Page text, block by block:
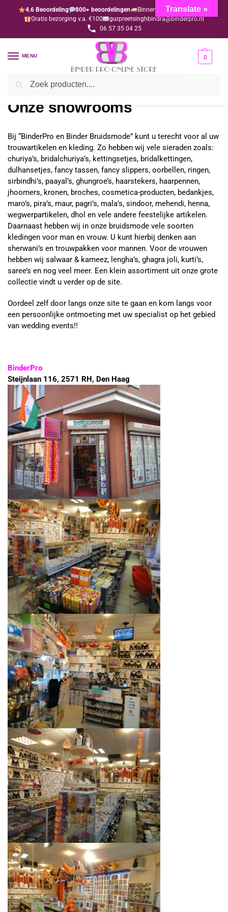
4.6 Beoordeling 800+ beoordelingen
Binnen 1-3 dagen geleverd
Gratis bezorging v.a. €100
gurpreetsinghbindra@binderpro.nl
06 57 35 04 25
MENU 0
Home Onze showrooms
Onze showrooms
Bij “BinderPro en Binder Bruidsmode” kunt u terecht voor al uw
trouwartikelen en kleding. Zo hebben wij vele sieraden zoals:
churiya’s, bridalchuriya’s, kettingsetjes, bridalkettingen,
dulhansetjes, fancy tassen, fancy slippers, oorbellen, ringen,
sirbindhi’s, paayal’s, ghungroe’s, haarstekers, haarpennen,
jhoomers, kronen, broches, cosmetica-producten, bedankjes,
maro’s, pira’s, maur, pagri’s, mala’s, sindoor, mehendi, henna,
wegwerpartikelen, dhol en vele andere feestelijke artikelen.
Daarnaast hebben wij in onze bruidsmode vele soorten
kledingen voor man en vrouw. U kunt hierbij denken aan
sherwani’s en trouwpakken voor mannen. Voor de vrouwen
hebben wij salwaar & kameez, lengha’s, ghagra joli, kurti’s,
saree’s en nog veel meer. Een klein assortiment uit onze grote
collectie vindt u verder op de site.
Oordeel zelf door langs onze site te gaan en kom langs voor
een persoonlijke ontmoeting met uw specialist op het gebied
van wedding events!!
BinderPro
Steijnlaan 116, 2571 RH, Den Haag
Translate »